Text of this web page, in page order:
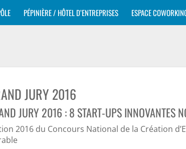
PÉPINIÈRE / HÔTEL D’ENTREPRISES ESPACE
JURY 2016
JURY 2016 : 8 START-UPS INNOVANTES
2016 du Concours National de la Création